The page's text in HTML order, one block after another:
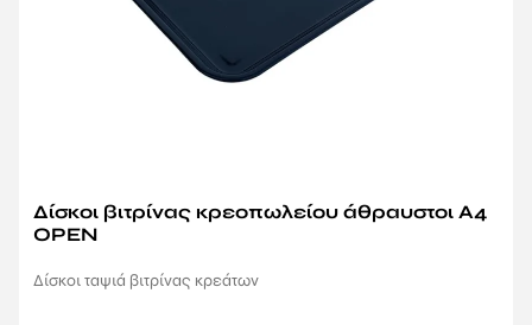
Δίσκοι βιτρίνας κρεοπωλείου άθραυστοι Α4
OPEN
Δίσκοι ταψιά βιτρίνας κρεάτων